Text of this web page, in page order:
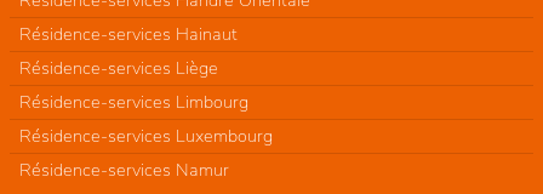
Résidence-services Hainaut
Résidence-services Liège
Résidence-services Limbourg
Résidence-services Luxembourg
Résidence-services Namur